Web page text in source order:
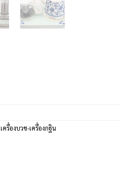
เครื่องบวช-เครื่องกฐิน